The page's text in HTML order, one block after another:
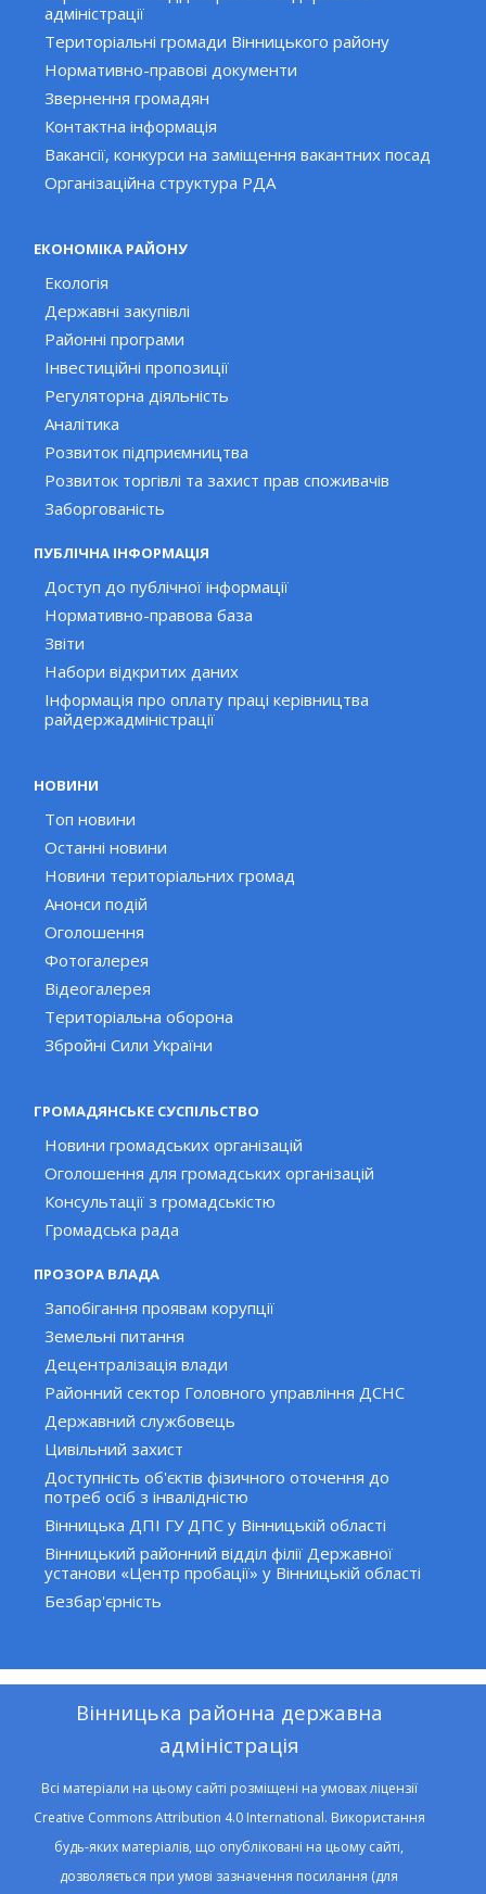
адміністрації
Територіальні громади Вінницького району
Нормативно-правові документи
Звернення громадян
Контактна інформація
Вакансії, конкурси на заміщення вакантних посад
Організаційна структура РДА
ЕКОНОМІКА РАЙОНУ
Екологія
Державні закупівлі
Районні програми
Інвестиційні пропозиції
Регуляторна діяльність
Аналітика
Розвиток підприємництва
Розвиток торгівлі та захист прав споживачів
Заборгованість
ПУБЛІЧНА ІНФОРМАЦІЯ
Доступ до публічної інформації
Нормативно-правова база
Звіти
Набори відкритих даних
Інформація про оплату праці керівництва
райдержадміністрації
НОВИНИ
Топ новини
Останні новини
Новини територіальних громад
Анонси подій
Оголошення
Фотогалерея
Відеогалерея
Територіальна оборона
Збройні Сили України
ГРОМАДЯНСЬКЕ СУСПІЛЬСТВО
Новини громадських організацій
Оголошення для громадських організацій
Консультації з громадськістю
Громадська рада
ПРОЗОРА ВЛАДА
Запобігання проявам корупції
Земельні питання
Децентралізація влади
Районний сектор Головного управління ДСНС
Державний службовець
Цивільний захист
Доступність об'єктів фізичного оточення до
потреб осіб з інвалідністю
Вінницька ДПІ ГУ ДПС у Вінницькій області
Вінницький районний відділ філії Державної
установи «Центр пробації» у Вінницькій області
Безбар'єрність
Вінницька районна державна
адміністрація
Всі матеріали на цьому сайті розміщені на умовах ліцензії
Creative Commons Attribution 4.0 International. Використання
будь-яких матеріалів, що опубліковані на цьому сайті,
дозволяється при умові зазначення посилання (для